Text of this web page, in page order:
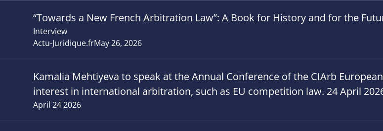
“Towards a New French Arbitration Law”: A Book for History and for the
Interview
Actu-Juridique.frMay 26, 2026
Kamalia Mehtiyeva to speak at the Annual Conference of the CIArb
interest in international arbitration, such as EU competition law. 24 April
April 24 2026